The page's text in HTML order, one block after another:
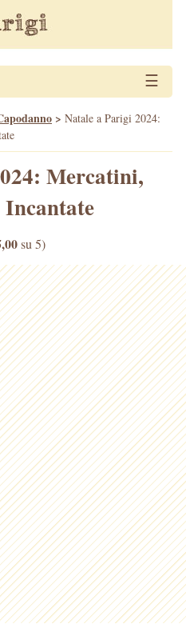
☰
> Natale a Parigi 2024:
Mercatini,
su 5)